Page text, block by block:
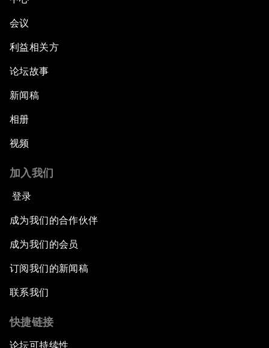
会议
利益相关方
论坛故事
新闻稿
相册
视频
加入我们
登录
成为我们的合作伙伴
成为我们的会员
订阅我们的新闻稿
联系我们
快捷链接
论坛可持续性